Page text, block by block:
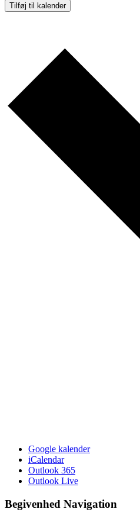
Tilføj til kalender
Google kalender
iCalendar
Outlook 365
Outlook Live
Begivenhed Navigation